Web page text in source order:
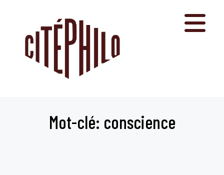
Mot-clé: conscience